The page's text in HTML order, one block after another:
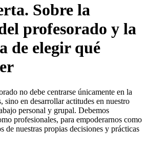
Sobre la
profesorado y la
de elegir qué
no debe centrarse únicamente en la
sino en desarrollar actitudes en nuestro
personal y grupal. Debemos
profesionales, para empoderarnos como
de nuestras propias decisiones y prácticas